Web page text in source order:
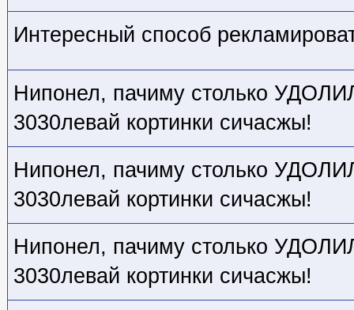
Интересный способ
Нипонел, пачиму столько
3030левай кортинки сичасжы!
Нипонел, пачиму столько
3030левай кортинки сичасжы!
Нипонел, пачиму столько
3030левай кортинки сичасжы!